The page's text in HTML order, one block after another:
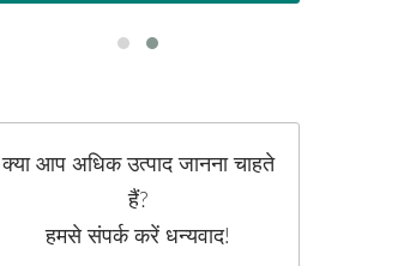
क्या आप अधिक उत्पाद जानना चाहते
हैं?
हमसे संपर्क करें धन्यवाद!